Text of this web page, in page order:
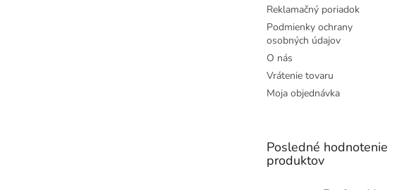
Reklamačný poriadok
Podmienky ochrany
osobných údajov
O nás
Vrátenie tovaru
Moja objednávka
Posledné hodnotenie
produktov